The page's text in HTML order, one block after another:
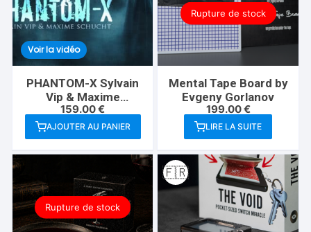
Voir la vidéo
PHANTOM-X Sylvain
Vip & Maxime
Schucht
159.00€
AJOUTER AU PANIER
Rupture de stock
Mental Tape Board by
Evgeny Gorlanov
199.00€
LIRE LA SUITE
Rupture de stock
🇫🇷